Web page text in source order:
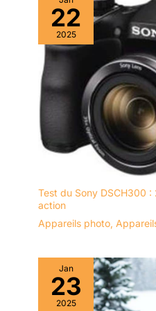
ou d'anniversaire ? Vous allez
adorer cet appareil photo
numérique. Son emballage
cadeau est idéal pour permettre
à votre famille et à vos amis
d'immortaliser leurs souvenirs.
Notre équipe professionnelle
vous offre une garantie d'un an.
Si vous avez des questions sur
le produit, n'hésitez pas à
contacter notre service clientèle
à tout moment.
22
2025
Test du Sony DSCH300
action
Appareils photo,
Jan
23
2025